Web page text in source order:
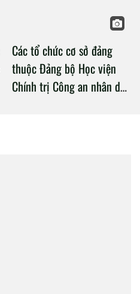
Các tổ chức cơ sở đảng
thuộc Đảng bộ Học viện
Chính trị Công an nhân dân